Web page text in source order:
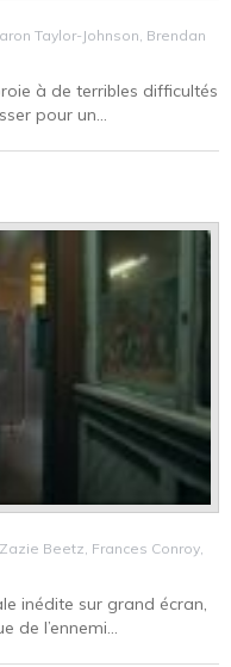
Taylor-Johnson, Brendan
à de terribles difficultés
pour un...
Beetz, Frances Conroy,
inédite sur grand écran,
de l’ennemi...